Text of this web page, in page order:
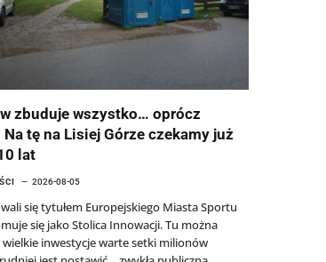
zbuduje wszystko… oprócz
tę na Lisiej Górze czekamy już
lat
2026-08-05
się tytułem Europejskiego Miasta Sportu
się jako Stolica Innowacji. Tu można
wielkie inwestycje warte setki milionów